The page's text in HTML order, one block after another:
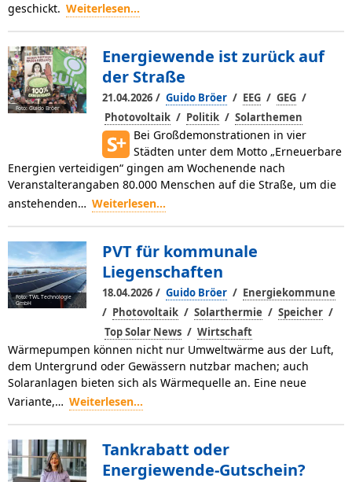
geschickt. Weiterlesen...
Foto: Guido Bröer
Energiewende ist zurück auf
der Straße
21.04.2026 / Guido Bröer / EEG / GEG /
Photovoltaik / Politik / Solarthemen
Bei Großdemonstrationen in vier
Städten unter dem Motto „Erneuerbare
Energien verteidigen“ gingen am Wochenende nach
Veranstalterangaben 80.000 Menschen auf die Straße, um die
anstehenden… Weiterlesen...
Foto: TWL Technologie
GmbH
PVT für kommunale
Liegenschaften
18.04.2026 / Guido Bröer / Energiekommune
/ Photovoltaik / Solarthermie / Speicher /
Top Solar News / Wirtschaft
Wärmepumpen können nicht nur Umweltwärme aus der Luft,
dem Untergrund oder Gewässern nutzbar machen; auch
Solaranlagen bieten sich als Wärmequelle an. Eine neue
Variante,… Weiterlesen...
Tankrabatt oder
Energiewende-Gutschein?